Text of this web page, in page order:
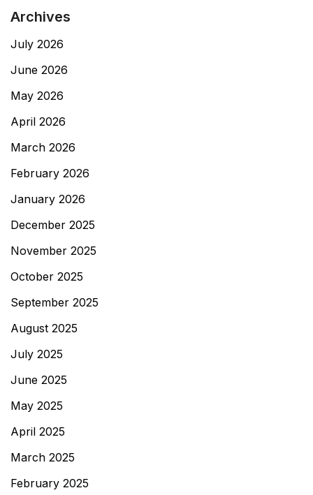
Archives
July 2026
June 2026
May 2026
April 2026
March 2026
February 2026
January 2026
December 2025
November 2025
October 2025
September 2025
August 2025
July 2025
June 2025
May 2025
April 2025
March 2025
February 2025